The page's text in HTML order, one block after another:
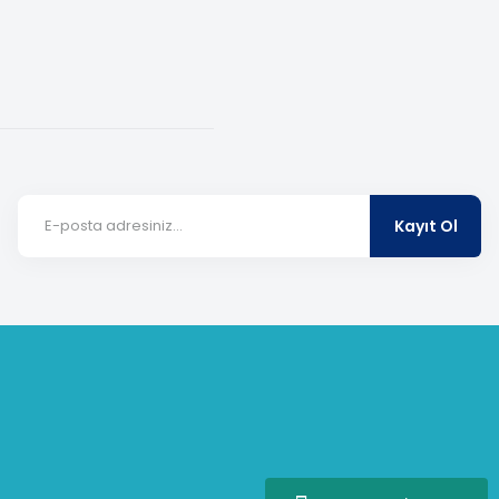
Kayıt Ol